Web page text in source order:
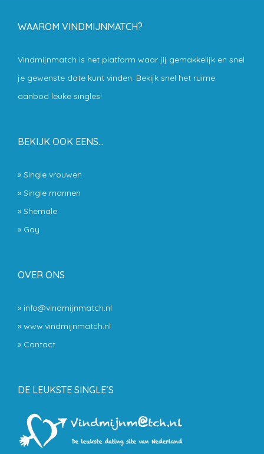
WAAROM VINDMIJNMATCH?
Vindmijnmatch is het platform waar jij gemakkelijk en snel
je gewenste date kunt vinden. Bekijk snel het ruime
aanbod leuke singles!
BEKIJK OOK EENS…
» Single vrouwen
» Single mannen
» Shemale
» Gay
OVER ONS
» info@vindmijnmatch.nl
» www.vindmijnmatch.nl
» Contact
DE LEUKSTE SINGLE’S